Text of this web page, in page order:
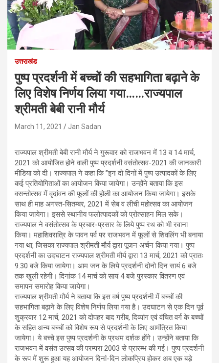
उत्तराखंड
पुष्प प्रदर्शनी में बच्चों की सहभागिता बढ़ाने के
लिए विशेष निर्णय लिया गया……राज्यपाल
श्रीमती बेबी रानी मौर्य
March 11, 2021 Jan Sadan
राज्यपाल श्रीमती बेबी रानी मौर्य ने गुरूवार को राजभवन में 13 व 14 मार्च,
2021 को आयोजित होने वाली पुष्प प्रदर्शनी वसंतोत्सव-2021 की जानकारी
मीडिया को दी। राज्यपाल ने कहा कि ’’इन दो दिनों में पुष्प उत्पादकों के लिए
कई प्रतियोगिताओं का आयोजन किया जायेगा। उन्होंने बताया कि इस
वसन्तोत्सव में वृदांवन की फूलों की होली का आयोजन किया जायेगा। इसके
साथ ही माह अगस्त-सितम्बर, 2021 में सेब व लीची महोत्सव का आयोजन
किया जायेगा। इससे स्थानीय फलोत्पादकों को प्रोत्साहन मिल सके।
राज्यपाल ने वसंतोत्सव के प्रचार-प्रसार के लिये पुष्प रथ को भी रवाना
किया। महाशिवरात्रि के पावन पर्व पर राजभवन में फूलों से शिवलिंग भी बनाया
गया था, जिसका राज्यपाल श्रीमती मौर्य द्वारा पूजन अर्चन किया गया। पुष्प
प्रदर्शनी का उदघाटन राज्यपाल श्रीमती मौर्य द्वारा 13 मार्च, 2021 को प्रातः
9.30 बजे किया जायेगा। आम जन के लिये प्रदर्शनी दोनो दिन सायं 6 बजे
तक खुली रहेगी। दिनांक 14 मार्च को सायं 4 बजे पुरस्कार वितरण एवं
समापन समारोह किया जायेगा।
राज्यपाल श्रीमती मौर्य ने बताया कि इस वर्ष पुष्प प्रदर्शनी में बच्चों की
सहभागिता बढ़ाने के लिए विशेष निर्णय लिया गया है। उदघाटन से एक दिन पूर्व
शुक्रवार 12 मार्च, 2021 को दोपहर बाद गरीब, दिव्यांग एवं वंचित वर्ग के बच्चों
के सहित अन्य बच्चों को विशेष रूप से प्रदर्शनी के लिए आमंत्रित किया
जायेगा। ये बच्चे इस पुष्प प्रदर्शनी के प्रथम दर्शक होंगे। उन्होंने बताया कि
राजभवन में वसंत उत्सव की परम्परा 2003 से प्रारम्भ की गई। पुष्प प्रदर्शनी
के रूप में शुरू हुआ यह आयोजन दिनां-दिन लोकप्रिय होकर अब एक बडे़